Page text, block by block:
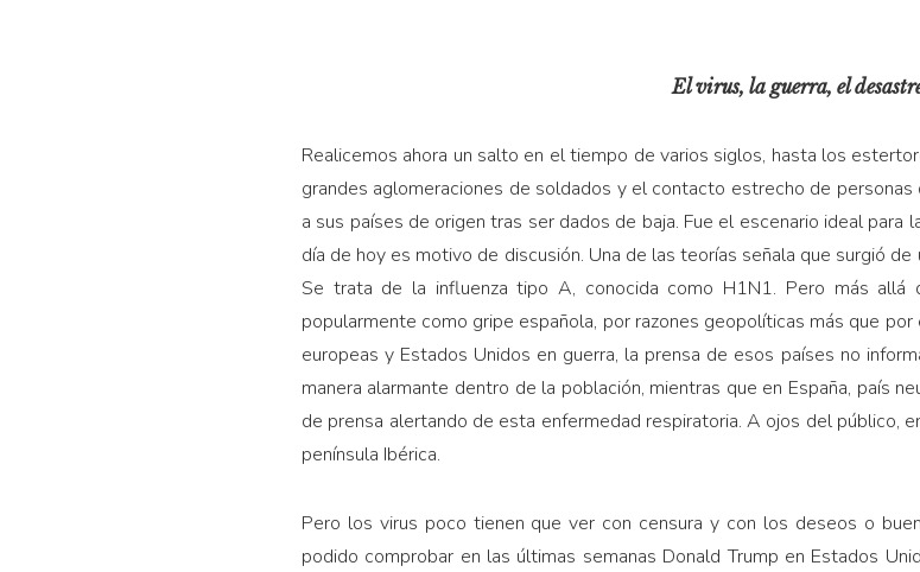
El virus, la guerra, el
Realicemos ahora un salto en el tiempo de varios si­glos, hasta los
grandes aglomeraciones de solda­dos y el contacto estrecho de
a sus países de ori­gen tras ser dados de baja. Fue el escenario ideal para
día de hoy es motivo de discusión. Una de las teorías señala que surgió
Se trata de la influenza tipo A, conocida como H1N1. Pero más allá
popularmente como gripe española, por razones geopolíticas más que
europeas y Estados Unidos en guerra, la prensa de esos países no
mane­ra alarmante dentro de la población, mientras que en España, país
de prensa alertando de esta enfermedad res­piratoria. A ojos del público,
península Ibérica.
Pero los virus poco tienen que ver con censura y con los deseos o
podido comprobar en las últimas sema­nas Donald Trump en Estados